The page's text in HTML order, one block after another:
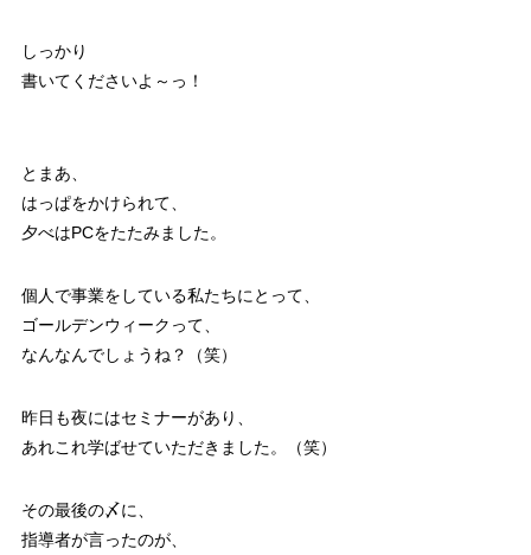
しっかり
書いてくださいよ～っ！
とまあ、
はっぱをかけられて、
夕べはPCをたたみました。
個人で事業をしている私たちにとって、
ゴールデンウィークって、
なんなんでしょうね？（笑）
昨日も夜にはセミナーがあり、
あれこれ学ばせていただきました。（笑）
その最後の〆に、
指導者が言ったのが、